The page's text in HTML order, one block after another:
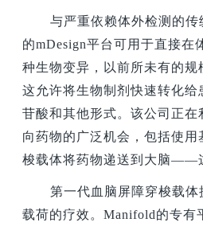
与严重依赖体外检测的
的mDesign平台可用于直接在
种生物变异，以前所未有的规
这允许将生物制剂快速转化
苷酸和其他形式。该公司正
向药物的广泛机会，包括使用
梭载体将药物递送到大脑——
第一代血脑屏障穿梭载
载荷的疗效。Manifold的专有